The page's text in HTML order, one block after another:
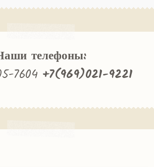
телефоны:
7604 +7(969)021-9221